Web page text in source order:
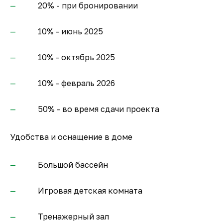
20% - при бронировании
⁠10% - июнь 2025
10% - октябрь 2025
10% - февраль 2026
50% - во время сдачи проекта
Удобства и оснащение в доме
Большой бассейн
Игровая детская комната
Тренажерный зал